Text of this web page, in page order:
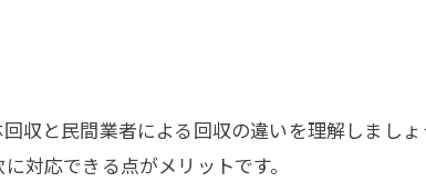
全に依頼する方法
をつけたい点
収と民間業者による回収の違いを理解しまし
対応できる点がメリットです。